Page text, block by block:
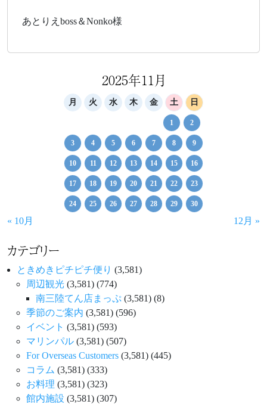
あとりえboss＆Nonko様
2025年11月
月 火 水 木 金 土 日
1 2
3 4 5 6 7 8 9
10 11 12 13 14 15 16
17 18 19 20 21 22 23
24 25 26 27 28 29 30
« 10月 12月 »
カテゴリー
ときめきピチピチ便り (3,581)
周辺観光 (3,581) (774)
南三陸てん店まっぷ (3,581) (8)
季節のご案内 (3,581) (596)
イベント (3,581) (593)
マリンパル (3,581) (507)
For Overseas Customers (3,581) (445)
コラム (3,581) (333)
お料理 (3,581) (323)
館内施設 (3,581) (307)